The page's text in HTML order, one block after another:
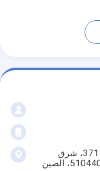
209، المبنى أ، حديقة المرح الإبداعي، رقم 371، شرق